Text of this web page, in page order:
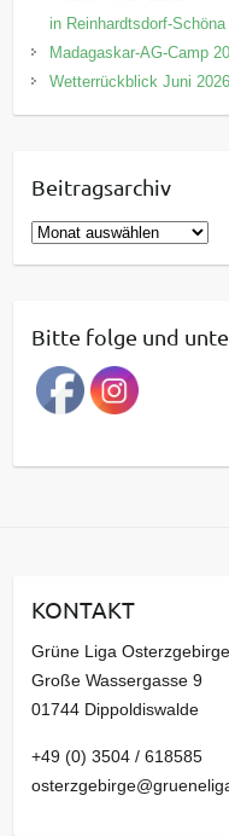
Für Rückfragen
Rembrandt
Mail:
in Reinhardtsdorf-Schöna
Madagaskar-AG-Camp
Wetterrückblick Juni 2026
Beitragsarchiv
B
e
r
a
g
a
v
Bitte folge und
KONTAKT
Grüne Liga
Große Wassergasse 9
01744 Dippoldiswalde
+49 (0) 3504 / 618585